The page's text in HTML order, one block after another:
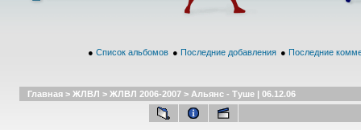
● Список альбомов ● Последние добавления ● Последние
Главная > ЖЛВЛ > ЖЛВЛ 2006-2007 > Альянс - Туше | 06.12.06